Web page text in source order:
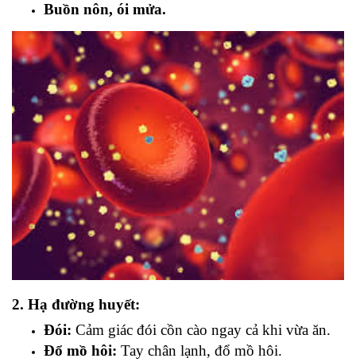
Buồn nôn, ói mửa.
2. Hạ đường huyết:
Đói: Cảm giác đói cồn cào ngay cả khi vừa ăn.
Đổ mồ hôi: Tay chân lạnh, đổ mồ hôi.